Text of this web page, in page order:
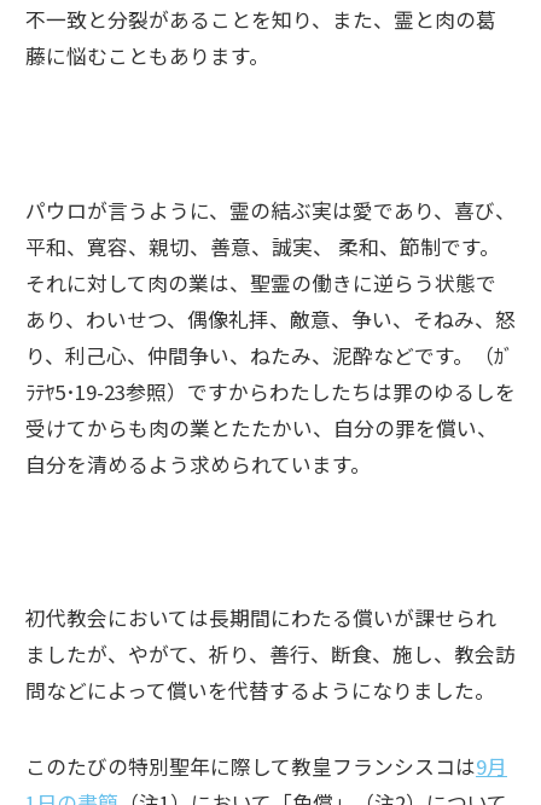
不一致と分裂があることを知り、また、霊と肉の葛
藤に悩むこともあります。
パウロが言うように、霊の結ぶ実は愛であり、喜び、
平和、寛容、親切、善意、誠実、 柔和、節制です。
それに対して肉の業は、聖霊の働きに逆らう状態で
あり、わいせつ、偶像礼拝、敵意、争い、そねみ、怒
り、利己心、仲間争い、ねたみ、泥酔などです。（ｶﾞ
ﾗﾃﾔ5･19-23参照）ですからわたしたちは罪のゆるしを
受けてからも肉の業とたたかい、自分の罪を償い、
自分を清めるよう求められています。
初代教会においては長期間にわたる償いが課せられ
ましたが、やがて、祈り、善行、断食、施し、教会訪
問などによって償いを代替するようになりました。
このたびの特別聖年に際して教皇フランシスコは9月